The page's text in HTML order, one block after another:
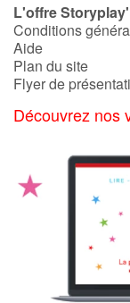
L'offre
Conditions
Aide
Plan du site
Flyer de
Découvrez nos